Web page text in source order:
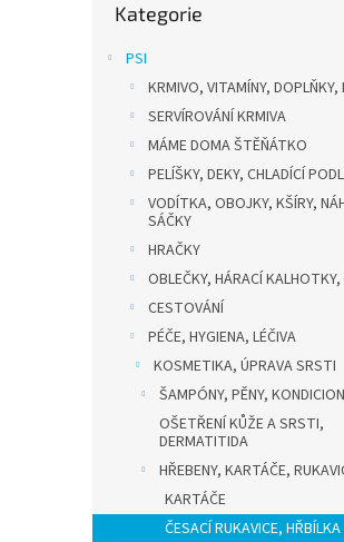
kategorie
Kategorie
PSI
KRMIVO, VITAMÍNY, DOPLŇKY,
SERVÍROVÁNÍ KRMIVA
MÁME DOMA ŠTĚŇÁTKO
PELÍŠKY, DEKY, CHLADÍCÍ
VODÍTKA, OBOJKY, KŠÍRY,
SÁČKY
HRAČKY
OBLEČKY, HÁRACÍ
CESTOVÁNÍ
PÉČE, HYGIENA, LÉČIVA
KOSMETIKA, ÚPRAVA SRSTI
ŠAMPÓNY, PĚNY,
OŠETŘENÍ KŮŽE A SRSTI,
DERMATITIDA
HŘEBENY, KARTÁČE,
KARTÁČE
ČESACÍ RUKAVICE, HŘBÍLKA